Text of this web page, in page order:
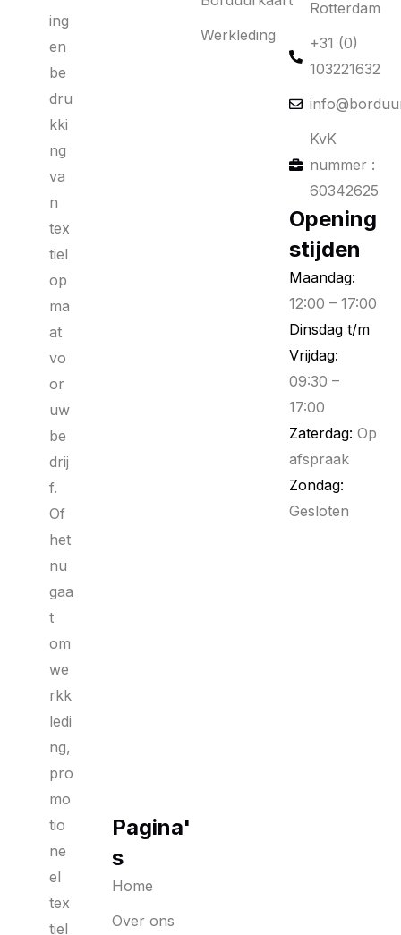
ing
en
be
dru
kki
ng
va
n
tex
tiel
op
ma
at
vo
or
uw
be
drij
f.
Of
het
nu
gaa
t
om
we
rkk
ledi
ng,
pro
mo
tio
ne
el
tex
tiel
Pagina'
s
Home
Over ons
Werkleding
Rotterdam
+31 (0)
103221632
KvK
nummer :
60342625
Opening
stijden
Maandag:
12:00 – 17:00
Dinsdag t/m
Vrijdag:
09:30 –
17:00
Zaterdag: Op
afspraak
Zondag:
Gesloten